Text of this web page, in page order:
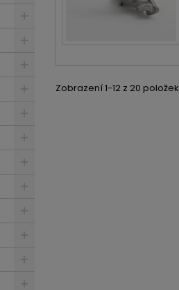
Zobrazení 1-12 z 20 položek